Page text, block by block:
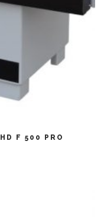
F 500 PRO